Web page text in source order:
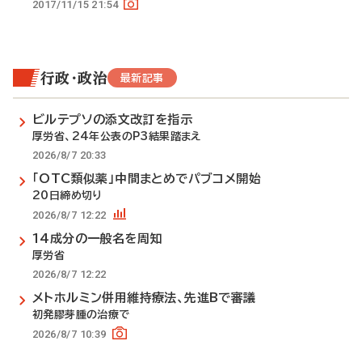
2017/11/15 21:54
行政・政治 最新記事
ビルテプソの添文改訂を指示
厚労省、24年公表のP3結果踏まえ
2026/8/7 20:33
「OTC類似薬」中間まとめでパブコメ開始
20日締め切り
2026/8/7 12:22
14成分の一般名を周知
厚労省
2026/8/7 12:22
メトホルミン併用維持療法、先進Bで審議
初発膠芽腫の治療で
2026/8/7 10:39